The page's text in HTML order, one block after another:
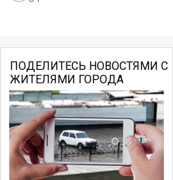
ПОДЕЛИТЕСЬ НОВОСТЯМИ С
ЖИТЕЛЯМИ ГОРОДА